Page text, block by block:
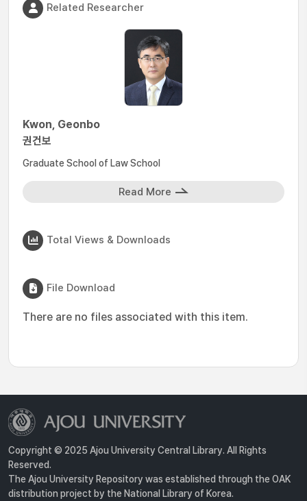
Related Researcher
Kwon, Geonbo
권건보
Graduate School of Law School
Read More
Total Views & Downloads
File Download
There are no files associated with this item.
Copyright © 2025 Ajou University Central Library. All Rights
Reserved.
The Ajou University Repository was established through the OAK
distribution project by the National Library of Korea.